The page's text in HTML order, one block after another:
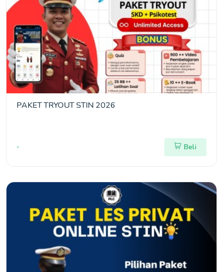
PAKET TRYOUT STIN 2026
- Beli